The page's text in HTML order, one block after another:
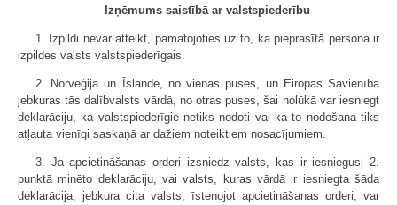
Izņēmums saistībā ar valstspiederību
1. Izpildi nevar atteikt, pamatojoties uz to, ka pieprasītā persona ir
izpildes valsts valstspiederīgais.
2. Norvēģija un Īslande, no vienas puses, un Eiropas Savienība
jebkuras tās dalībvalsts vārdā, no otras puses, šai nolūkā var iesniegt
deklarāciju, ka valstspiederīgie netiks nodoti vai ka to nodošana tiks
atļauta vienīgi saskaņā ar dažiem noteiktiem nosacījumiem.
3. Ja apcietināšanas orderi izsniedz valsts, kas ir iesniegusi 2.
punktā minēto deklarāciju, vai valsts, kuras vārdā ir iesniegta šāda
deklarācija, jebkura cita valsts, īstenojot apcietināšanas orderi, var